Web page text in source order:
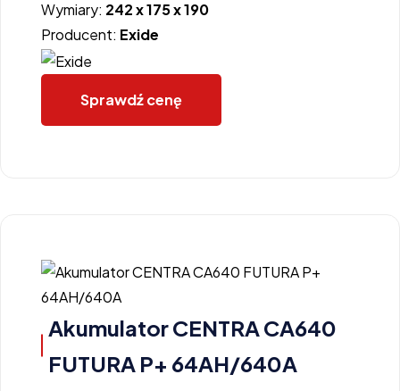
Wymiary: 242 x 175 x 190
Producent: Exide
Sprawdź cenę
Akumulator CENTRA CA640
FUTURA P+ 64AH/640A